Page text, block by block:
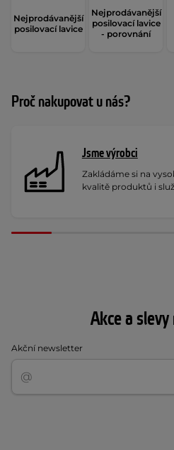
Nejprodávanější
posilovací lavice
Nejprodávanější
posilovací lavice
- porovnání
Proč nakupovat u nás?
Jsme výrobci
Zakládáme si na
kvalitě produktů i
Akce a
Akční newsletter